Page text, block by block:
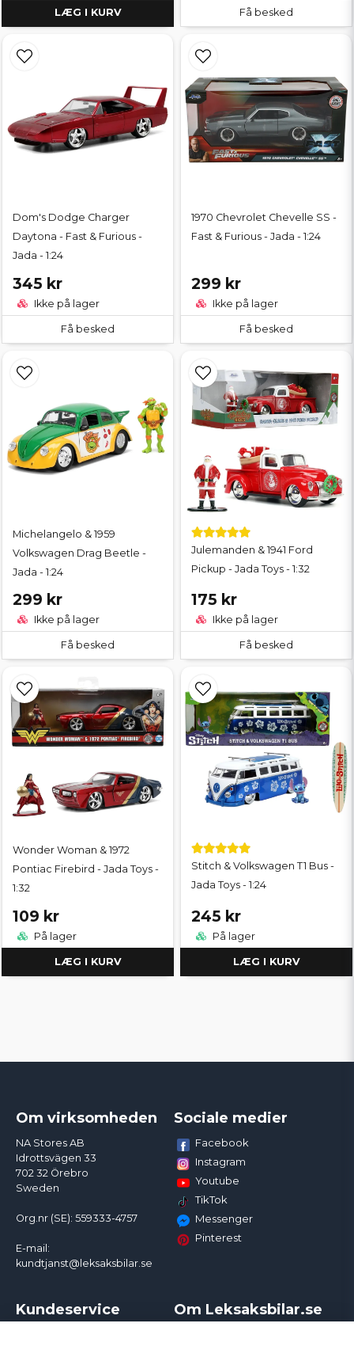
LÆG I KURV Få besked
Dom's Dodge Charger
Daytona - Fast & Furious -
Jada - 1:24
345 kr
Ikke på lager
Få besked
1970 Chevrolet Chevelle SS -
Fast & Furious - Jada - 1:24
299 kr
Ikke på lager
Få besked
Michelangelo & 1959
Volkswagen Drag Beetle -
Jada - 1:24
299 kr
Ikke på lager
Få besked
Julemanden & 1941 Ford
Pickup - Jada Toys - 1:32
175 kr
Ikke på lager
Få besked
Wonder Woman & 1972
Pontiac Firebird - Jada Toys -
1:32
109 kr
På lager
LÆG I KURV
Stitch & Volkswagen T1 Bus -
Jada Toys - 1:24
245 kr
På lager
LÆG I KURV
Om virksomheden
NA Stores AB
Idrottsvägen 33
702 32 Örebro
Sweden
Org.nr (SE): 559333-4757
E-mail:
kundtjanst@leksaksbilar.se
Sociale medier
Facebook
Instagram
Youtube
TikTok
Messenger
Pinterest
Kundeservice Om Leksaksbilar.se